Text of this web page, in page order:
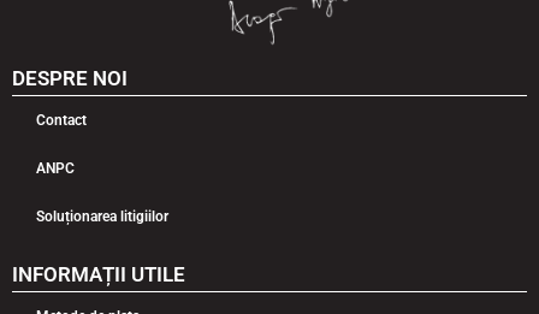
DESPRE NOI
Contact
ANPC
Soluționarea litigiilor
INFORMAȚII UTILE